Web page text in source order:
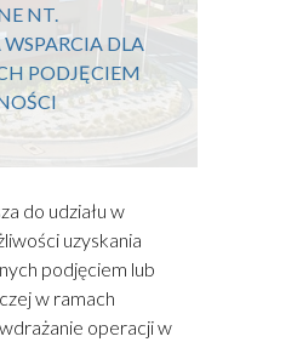
NT.
DLA
PODJĘCIEM
do udziału w
uzyskania
podjęciem lub
w ramach
operacji w